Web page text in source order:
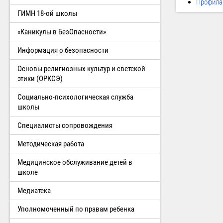
ГИМН 18-ой школы
«Каникулы в БезОпасности»
Информация о безопасности
Основы религиозных культур и светской
этики (ОРКСЭ)
Социально-психологическая служба
школы
Специалисты сопровождения
Методическая работа
Медицинское обслуживание детей в
школе
Медиатека
Уполномоченный по правам ребенка